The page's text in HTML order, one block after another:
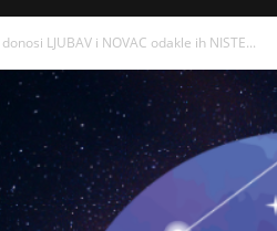
LJUBAV i NOVAC odakle ih NISTE...